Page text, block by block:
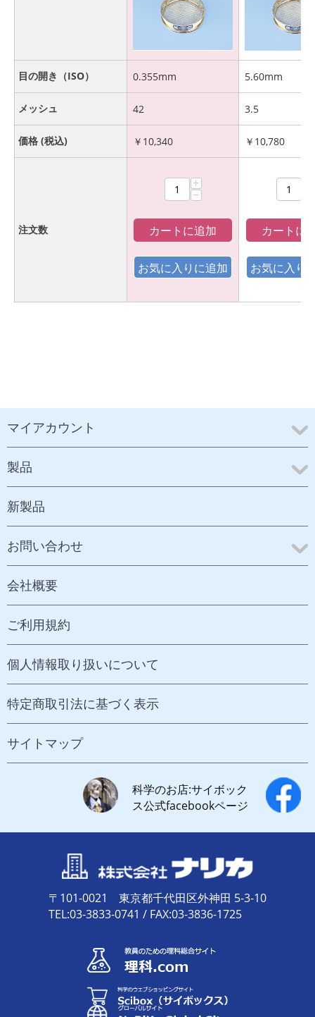
目の開き（ISO） 0.355mm 5.60mm
メッシュ 42 3.5
価格 (税込) ￥ 10,340 ￥ 10,780
注文数
+
−
カートに追加 カートに
マイアカウント
製品
新製品
お問い合わせ
会社概要
ご利用規約
個人情報取り扱いについて
特定商取引法に基づく表示
サイトマップ
科学のお店:サイボック
ス公式facebookページ
〒101-0021 東京都千代田区外神田 5-3-10
TEL:03-3833-0741 / FAX:03-3836-1725